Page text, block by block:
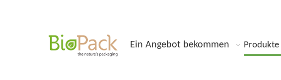
Ein Angebot bekommen Produkte